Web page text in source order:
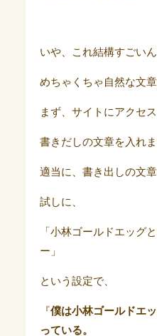
いや、これ結構すごいん
めちゃくちゃ自然な文章
まず、サイトにアクセス
書きだしの文章を入れま
適当に、書き出しの文
試しに、
「小林ゴールドエッグ
ー」
という設定で、
『僕は小林ゴールドエ
っている。